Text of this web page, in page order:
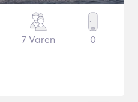
7 Varen 0